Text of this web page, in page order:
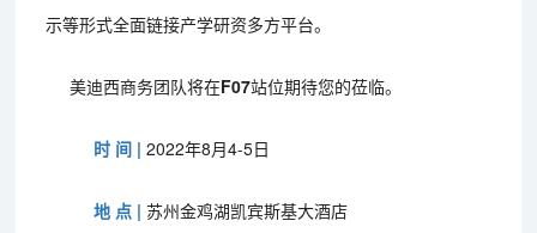
示等形式全面链接产学研资多方平台。
美迪西商务团队将在F07站位期待您的莅临。
时 间 | 2022年8月4-5日
地 点 | 苏州金鸡湖凯宾斯基大酒店